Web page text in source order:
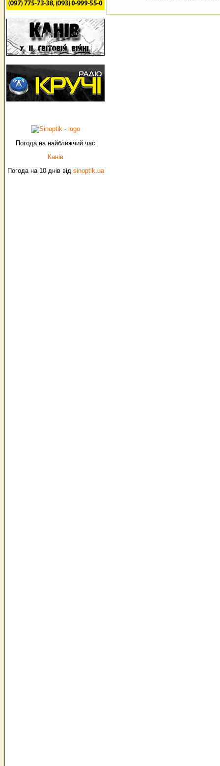
Погода на найближчий час
Канів
Погода на 10 днів від sinoptik.ua